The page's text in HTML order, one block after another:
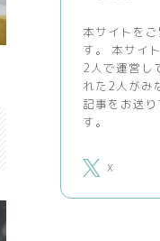
本サイトを
す。 本サイ
2人で運営し
れた2人がみ
記事をお送
す。
X